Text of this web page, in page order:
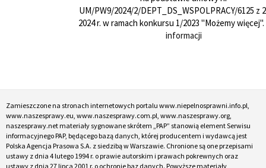
UM/PW9/2024/2/DEPT_DS_WSPOLPRACY/6125 z
2024 r. w ramach konkursu 1/2023 "Możemy więcej".
informacji
Zamieszczone na stronach internetowych portalu www.niepelnosprawni.info.pl,
www.naszesprawy.eu, www.naszesprawy.com.pl, www.naszesprawy.org,
naszesprawy.net materiały sygnowane skrótem „PAP” stanowią element Serwisu
informacyjnego PAP, będącego bazą danych, której producentem i wydawcą jest
Polska Agencja Prasowa S.A. z siedzibą w Warszawie. Chronione są one przepisami
ustawy z dnia 4 lutego 1994 r. o prawie autorskim i prawach pokrewnych oraz
ustawy z dnia 27 lipca 2001 r. o ochronie baz danych. Powyższe materiały